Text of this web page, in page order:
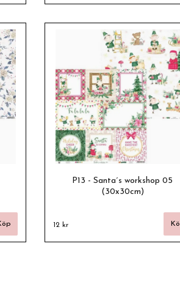
P13 - Santa´s workshop 05
(30x30cm)
12 kr